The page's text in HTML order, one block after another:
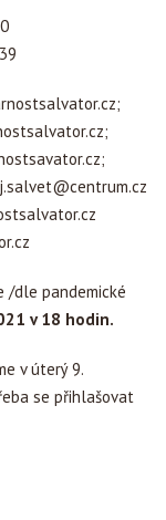
;
;
;
/dle pandemické
v 18 hodin.
v úterý 9.
se přihlašovat